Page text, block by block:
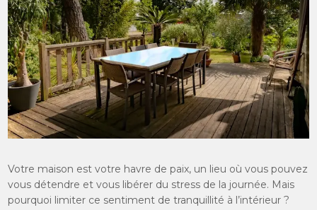
Votre maison est votre havre de paix, un lieu où vous pouvez
vous détendre et vous libérer du stress de la journée. Mais
pourquoi limiter ce sentiment de tranquillité à l’intérieur ?